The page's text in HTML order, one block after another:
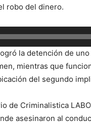
robo del dinero.
la detención de
mientras que
del segundo
de Criminalistica
asesinaron al